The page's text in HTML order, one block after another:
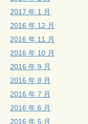
2017 年 1 月
2016 年 12 月
2016 年 11 月
2016 年 10 月
2016 年 9 月
2016 年 8 月
2016 年 7 月
2016 年 6 月
2016 年 5 月